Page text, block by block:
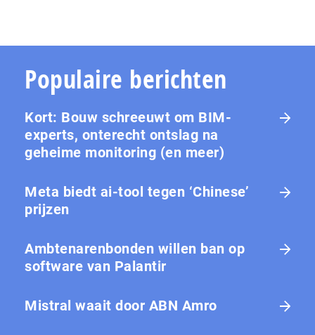
Populaire berichten
Kort: Bouw schreeuwt om BIM-
experts, onterecht ontslag na
geheime monitoring (en meer)
Meta biedt ai-tool tegen ‘Chinese’
prijzen
Ambtenarenbonden willen ban op
software van Palantir
Mistral waait door ABN Amro